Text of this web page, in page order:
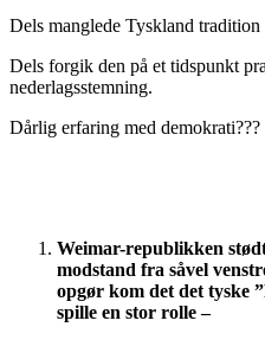
Dels manglede Tyskland
Dels forgik den på et tidspunkt
nederlagsstemning.
Dårlig erfaring med demokrati???
Weimar-republikken
modstand fra såvel
opgør kom det det tyske
spille en stor rolle –